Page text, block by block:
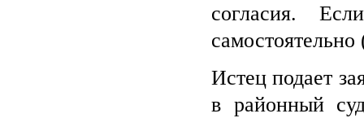
согласия.
Истец подает
в районный